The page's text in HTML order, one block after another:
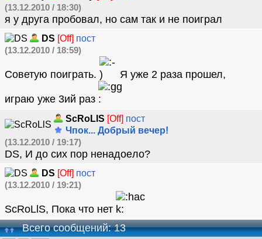
(13.12.2010 / 18:30)
я у друга пробовал, но сам так и не поиграл
DS [Off] пост
(13.12.2010 / 18:59)
Советую поиграть. Я уже 2 раза прошел,
играю уже 3ий раз
ScRoLlS [Off] пост
Чпок... Добрый вечер!
(13.12.2010 / 19:17)
DS, И до сих пор нeнaдоeло?
DS [Off] пост
(13.12.2010 / 19:21)
ScRoLlS, Пока что нет
Всего сообщений: 13